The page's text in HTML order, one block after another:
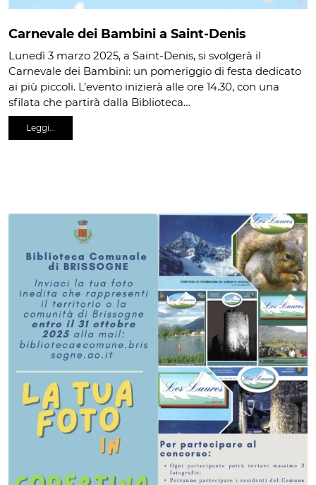
Carnevale dei Bambini a Saint-Denis
Lunedì 3 marzo 2025, a Saint-Denis, si svolgerà il
Carnevale dei Bambini: un pomeriggio di festa dedicato
ai più piccoli. L’evento inizierà alle ore 14.30, con una
sfilata che partirà dalla Biblioteca…
Leggi…